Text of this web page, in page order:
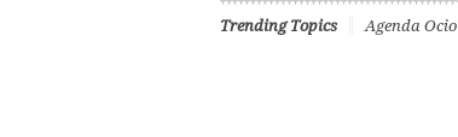
Trending Topics Agenda Ocio